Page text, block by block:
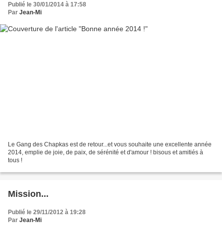
Publié le 30/01/2014 à 17:58
Par Jean-Mi
Le Gang des Chapkas est de retour...et vous souhaite une excellente année
2014, emplie de joie, de paix, de sérénité et d'amour ! bisous et amitiés à
tous !
Mission...
Publié le 29/11/2012 à 19:28
Par Jean-Mi